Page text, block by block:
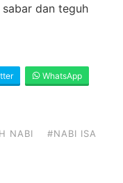
dan teguh
WhatsApp
NABI
#NABI ISA